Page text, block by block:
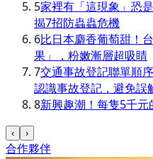
5家裡有「這現象」恐
揭7招防蟲蟲危機
6比日本麝香葡萄甜！
果」，粉嫩漸層超吸睛
7交通事故登記聯單順
認識事故登記，避免誤
8新興趣潮！每隻5千
‹ ›
合作夥伴